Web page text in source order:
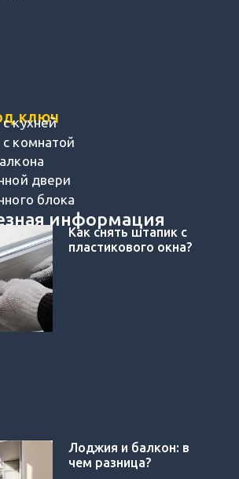
ключ
кухней
комнатой
двери
блока
информация
Как снять штапик с
пластикового окна?
Лоджия и балкон: в
чем разница?